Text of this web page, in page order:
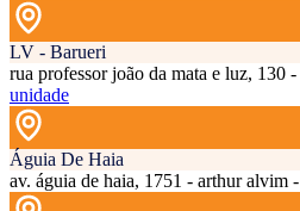
LV - Barueri
rua professor joão da mata e luz, 130
unidade
Águia De Haia
av. águia de haia, 1751 - arthur alvim